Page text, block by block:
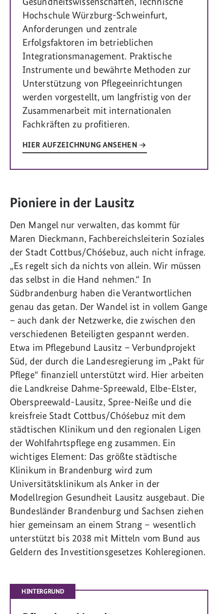
Hochschule Würzburg-Schweinfurt,
Anforderungen und zentrale
Erfolgsfaktoren im betrieblichen
Integrationsmanagement. Praktische
Instrumente und bewährte Methoden zur
Unterstützung von Pflegeeinrichtungen
werden vorgestellt, um langfristig von der
Zusammenarbeit mit internationalen
Fachkräften zu profitieren.
HIER AUFZEICHNUNG ANSEHEN
Pioniere in der Lausitz
Den Mangel nur verwalten, das kommt für
Maren Dieckmann, Fachbereichsleiterin Soziales
der Stadt Cottbus/Chóśebuz, auch nicht infrage.
„Es regelt sich da nichts von allein. Wir müssen
das selbst in die Hand nehmen.“ In
Südbrandenburg haben die Verantwortlichen
genau das getan. Der Wandel ist in vollem Gange
– auch dank der Netzwerke, die zwischen den
verschiedenen Beteiligten gespannt werden.
Etwa im Pflegebund Lausitz – Verbundprojekt
Süd, der durch die Landesregierung im „Pakt für
Pflege“ finanziell unterstützt wird. Hier arbeiten
die Landkreise Dahme-Spreewald, Elbe-Elster,
Oberspreewald-Lausitz, Spree-Neiße und die
kreisfreie Stadt Cottbus/Chóśebuz mit dem
städtischen Klinikum und den regionalen Ligen
der Wohlfahrtspflege eng zusammen. Ein
wichtiges Element: Das größte städtische
Klinikum in Brandenburg wird zum
Universitätsklinikum als Anker in der
Modellregion Gesundheit Lausitz ausgebaut. Die
Bundesländer Brandenburg und Sachsen ziehen
hier gemeinsam an einem Strang – wesentlich
unterstützt bis 2038 mit Mitteln vom Bund aus
Geldern des Investitionsgesetzes Kohleregionen.
HINTERGRUND